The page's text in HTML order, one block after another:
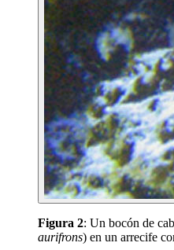
Figura 2: Un bocón de
aurifrons) en un arrecife